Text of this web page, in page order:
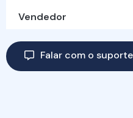
Vendedor
Falar com o suporte